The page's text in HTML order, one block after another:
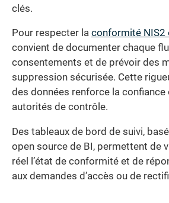
clés.
Pour respecter la conformité NIS2
convient de documenter chaque
consentements et de prévoir des
suppression sécurisée. Cette
des données renforce la
autorités de contrôle.
Des tableaux de bord de suivi,
open source de BI, permettent de
réel l’état de conformité et de
aux demandes d’accès ou de